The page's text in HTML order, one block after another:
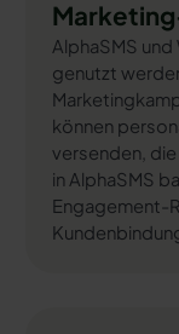
AlphaSMS
genutzt
können
versenden,
in AlphaSMS
Engagement-